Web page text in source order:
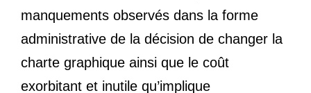
manquements observés dans la forme
administrative de la décision de changer la
charte graphique ainsi que le coût
exorbitant et inutile qu’implique